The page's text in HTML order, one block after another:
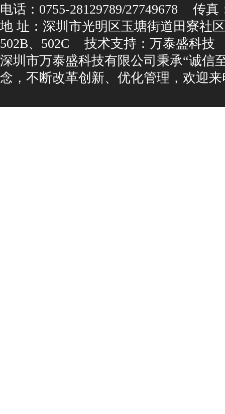
电话：0755-28129789/27749678
传真
地址：深圳市光明区玉塘街道田寮社
502B、502C
技术支持： 万泰盛科技
深圳市万泰盛科技有限公司秉承“诚信
念，不断改革创新、优化管理，欢迎